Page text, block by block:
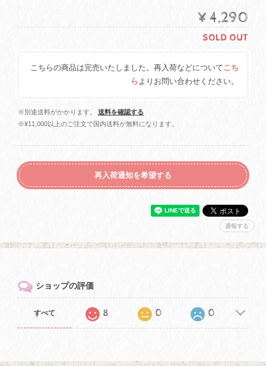
¥4,290
SOLD OUT
こちらの商品は完売いたしました。再入荷などについてこち
らよりお問い合わせください。
※別途送料がかかります。
送料を確認する
※¥11,000以上のご注文で国内送料が無料になります。
再入荷通知を希望する
通報する
ショップの評価
すべて 8 0 0